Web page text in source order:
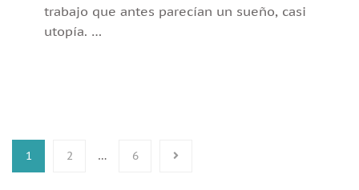
trabajo que antes parecían un sueño, casi
utopía. …
1 2 … 6